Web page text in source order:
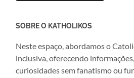
SOBRE O KATHOLIKOS
Neste espaço, abordamos o
inclusiva, oferecendo
curiosidades sem fanatismo ou